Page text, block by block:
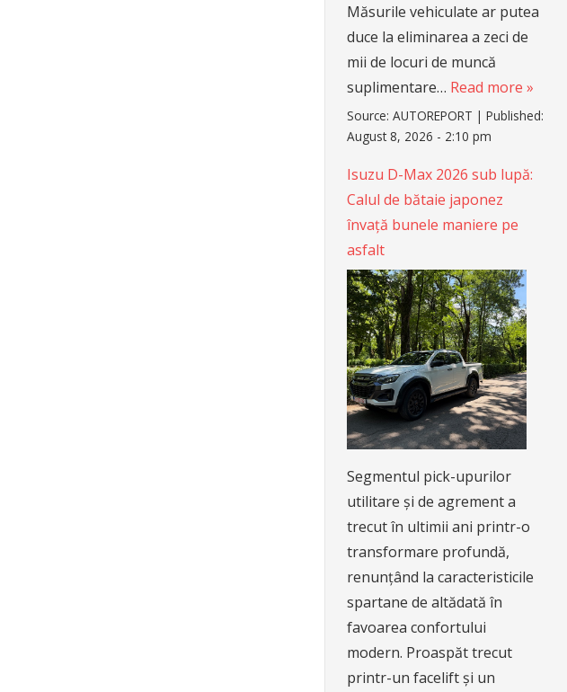
Măsurile vehiculate ar putea
duce la eliminarea a zeci de
mii de locuri de muncă
suplimentare… Read more »
Source:AUTOREPORT |Published:
August 8, 2026 - 2:10 pm
Isuzu D-Max 2026 sub lupă:
Calul de bătaie japonez
învață bunele maniere pe
asfalt
Segmentul pick-upurilor
utilitare și de agrement a
trecut în ultimii ani printr-o
transformare profundă,
renunțând la caracteristicile
spartane de altădată în
favoarea confortului
modern. Proaspăt trecut
printr-un facelift și un